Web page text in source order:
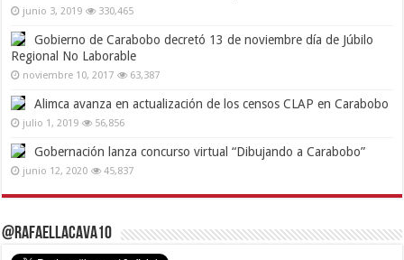
junio 3, 2019 330,465
Gobierno de Carabobo decretó 13 de noviembre día de Júbilo
Regional No Laborable
noviembre 10, 2017 63,387
Alimca avanza en actualización de los censos CLAP en Carabobo
julio 1, 2019 56,856
Gobernación lanza concurso virtual “Dibujando a Carabobo”
junio 12, 2020 45,837
@RafaelLacava10